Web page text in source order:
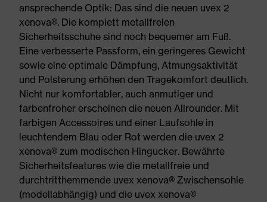
ansprechende Optik: Das sind die neuen uvex 2
xenova®. Die komplett metallfreien
Sicherheitsschuhe sind noch bequemer am Fuß.
Eine verbesserte Passform, ein geringeres Gewicht
sowie eine optimale Dämpfung, Atmungsaktivität
und Polsterung erhöhen den Tragekomfort deutlich.
Nicht nur komfortabler, auch anmutiger und
farbenfroher erscheinen die neuen Allrounder. Mit
farbigen Accessoires und einer Laufsohle in
leuchtendem Blau oder Rot werden die uvex 2
xenova® zum modischen Hingucker. Bewährte
Sicherheitsfeatures wie die metallfreie und
durchtritthemmende uvex xenova® Zwischensohle
(modellabhängig) und die uvex xenova®